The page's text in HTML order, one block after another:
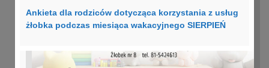
2025
Zabezpieczone: Projekt “Gramy
Ankieta dla rodziców dotycząca korzystania z usług
żłobka podczas miesiąca wakacyjnego SIERPIEŃ